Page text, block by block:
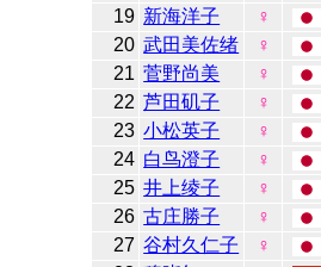
19 新海洋子 ♀
20 武田美佐绪 ♀
21 菅野尚美 ♀
22 芦田矶子 ♀
23 小松英子 ♀
24 白鸟澄子 ♀
25 井上绫子 ♀
26 古庄勝子 ♀
27 谷村久仁子 ♀